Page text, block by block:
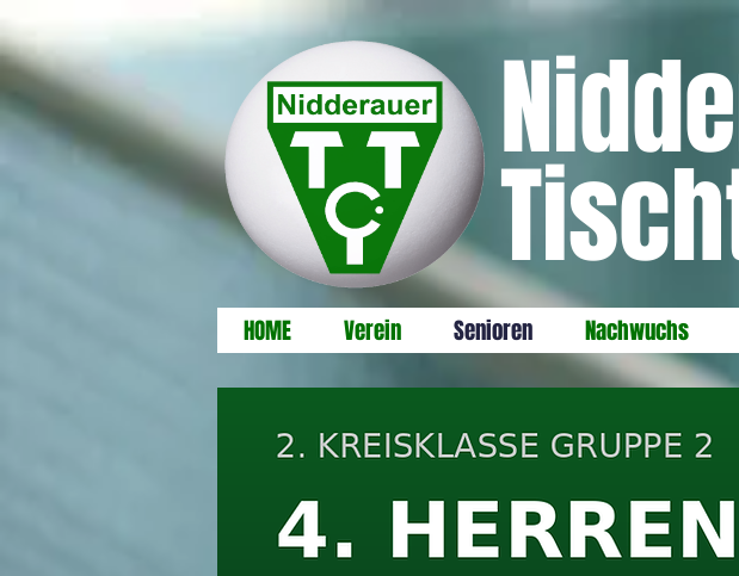
HOME Verein Senioren Nachwuchs